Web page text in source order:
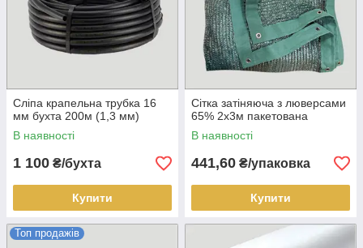
Сліпа крапельна трубка 16
мм бухта 200м (1,3 мм)
В наявності
1 100 ₴/бухта
Купити
Сітка затіняюча з люверсами
65% 2х3м пакетована
В наявності
441,60 ₴/упаковка
Купити
Топ продажів